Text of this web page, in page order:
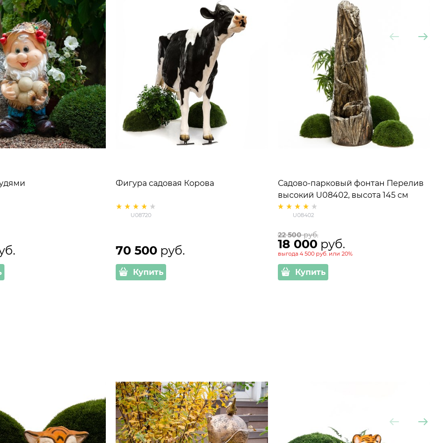
Фигура садовая Корова
U08720
70 500 руб.
Купить
Садово-парковый фонтан Перелив
высокий U08402, высота 145 см
U08402
22 500 руб.
18 000 руб.
выгода 4 500 руб.или 20%
Купить